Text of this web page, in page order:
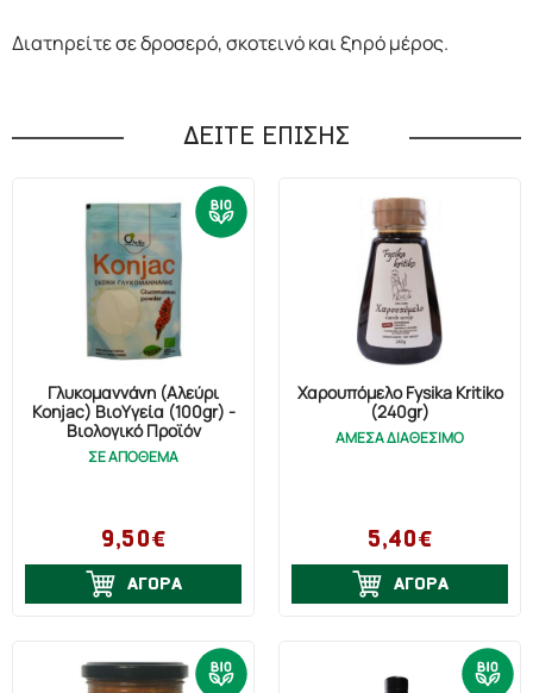
Διατηρείτε σε δροσερό, σκοτεινό και ξηρό μέρος.
ΔΕΙΤΕ ΕΠΙΣΗΣ
Γλυκομαννάνη (Αλεύρι
Konjac) ΒιοΥγεία (100gr) -
Βιολογικό Προϊόν
ΣΕ ΑΠΟΘΕΜΑ
9,50€
ΑΓΟΡΑ
Χαρουπόμελο Fysika Kritiko
(240gr)
ΑΜΕΣΑ ΔΙΑΘΕΣΙΜΟ
5,40€
ΑΓΟΡΑ